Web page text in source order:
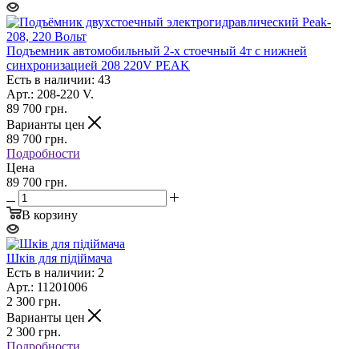
Подъемник автомобильный 2-х стоечный 4т с нижней
синхронизацией 208 220V PEAK
Есть в наличии: 43
Арт.: 208-220 V.
89 700 грн.
Варианты цен
89 700 грн.
Подробности
Цена
89 700 грн.
В корзину
Шків для підіймача
Есть в наличии: 2
Арт.: 11201006
2 300 грн.
Варианты цен
2 300 грн.
Подробности